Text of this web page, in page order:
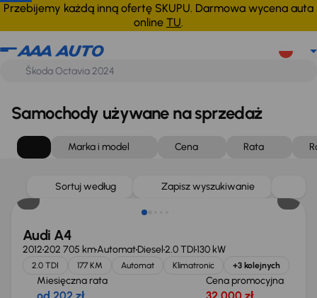
Przebijemy każdą inną ofertę SKUPU. Darmowa wycena auta
online TU.
Samochody używane na sprzedaż
Marka i model Cena Rata
Sortuj według Zapisz wyszukiwanie
Audi A4
2012202 705 kmAutomatDiesel2.0 TDI130 kW
2.0 TDI 177 KM Automat Klimatronic +3 kolejnych
Miesięczna rata Cena promocyjna